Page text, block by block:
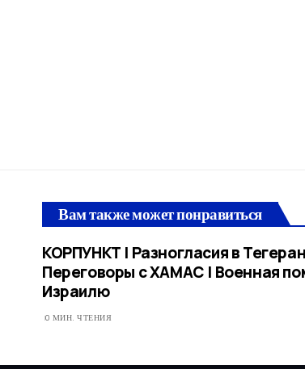
Вам также может понравиться
КОРПУНКТ | Разногласия в
Переговоры с ХАМАС | Военная
Израилю
0 МИН. ЧТЕНИЯ